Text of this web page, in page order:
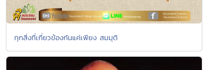
ทุกสิ่งที่เกี่ยวข้องกันแค่เพียง สมมุติ